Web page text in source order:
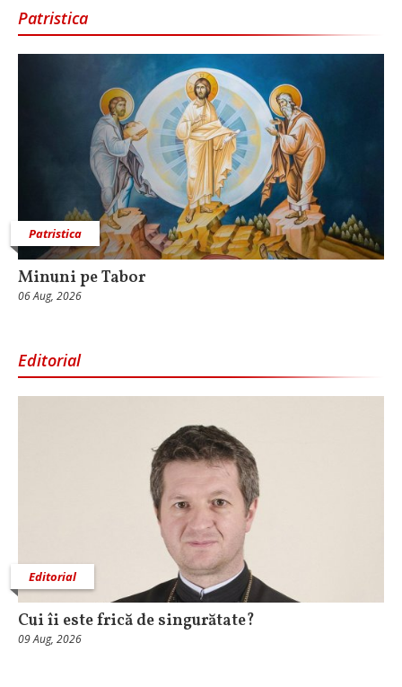
Patristica
Patristica
Minuni pe Tabor
06 Aug, 2026
Editorial
Editorial
Cui îi este frică de singurătate?
09 Aug, 2026